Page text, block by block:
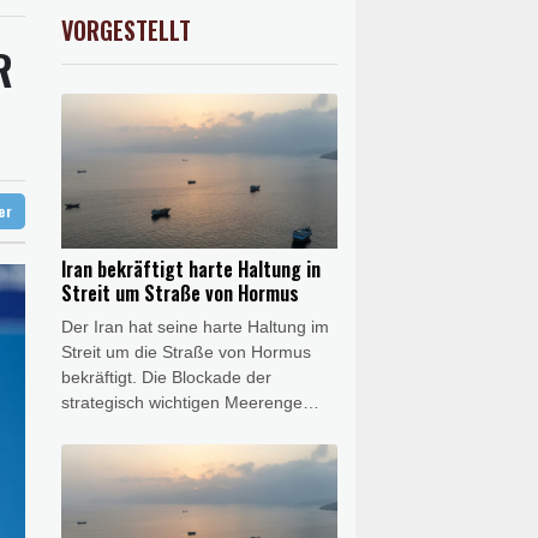
Berlin pünktlich
1.67%
0.32%
VORGESTELLT
Iran bekräftigt harte Haltung in
Streit um Straße von Hormus
Der Iran hat seine harte Haltung im
Streit um die Straße von Hormus
bekräftigt. Die Blockade der
strategisch wichtigen Meerenge
Feind alle unsere Bedingungen
erfüllt", sagte der Sprecher der
iranischen Revolutionsgarden,
Hossein Mohebi, am Sonntag nach